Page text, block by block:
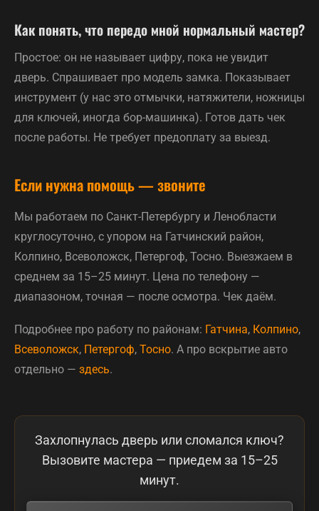
Как понять, что передо мной нормальный мастер?
Простое: он не называет цифру, пока не увидит
дверь. Спрашивает про модель замка. Показывает
инструмент (у нас это отмычки, натяжители, ножницы
для ключей, иногда бор-машинка). Готов дать чек
после работы. Не требует предоплату за выезд.
Если нужна помощь — звоните
Мы работаем по Санкт-Петербургу и Ленобласти
круглосуточно, с упором на Гатчинский район,
Колпино, Всеволожск, Петергоф, Тосно. Выезжаем в
среднем за 15–25 минут. Цена по телефону —
диапазоном, точная — после осмотра. Чек даём.
Подробнее про работу по районам: Гатчина, Колпино,
Всеволожск, Петергоф, Тосно. А про вскрытие авто
отдельно — здесь.
Захлопнулась дверь или сломался ключ?
Вызовите мастера — приедем за 15–25
минут.